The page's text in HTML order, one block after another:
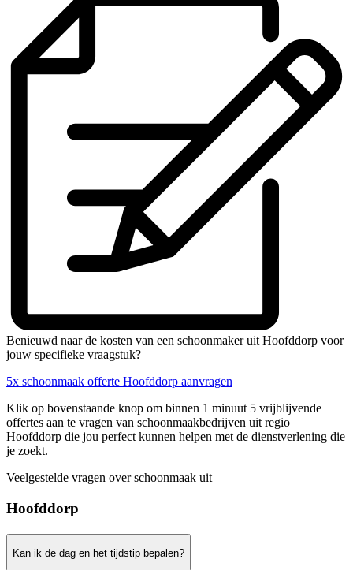
Benieuwd naar de kosten van een schoonmaker uit Hoofddorp voor
jouw specifieke vraagstuk?
5x schoonmaak offerte Hoofddorp aanvragen
Klik op bovenstaande knop om binnen 1 minuut 5 vrijblijvende
offertes aan te vragen van schoonmaakbedrijven uit regio
Hoofddorp die jou perfect kunnen helpen met de dienstverlening die
je zoekt.
Veelgestelde vragen over schoonmaak uit
Hoofddorp
Kan ik de dag en het tijdstip bepalen?